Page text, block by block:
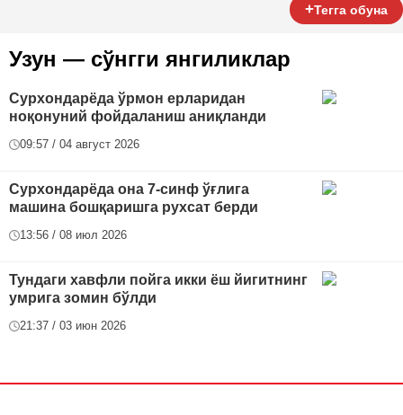
+Тегга обуна
Узун — сўнгги янгиликлар
Сурхондарёда ўрмон ерларидан
ноқонуний фойдаланиш аниқланди
09:57 / 04 август 2026
Сурхондарёда она 7-синф ўғлига
машина бошқаришга рухсат берди
13:56 / 08 июл 2026
Тундаги хавфли пойга икки ёш йигитнинг
умрига зомин бўлди
21:37 / 03 июн 2026